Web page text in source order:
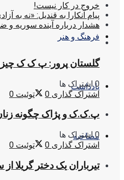
فرهنگ و هنر
یادداشت
مصاحبه
خروج در کار نیست!
پیام آنکارا به قندیل: «نه به
هشدار درباره آینده سوریه
گلستان پرور: پ ک ک
0 اشتراک ها
اشتراک گذاری 0 توئیت 0
پ.ک.ک و پژاک چگونه
0 اشتراک ها
اشتراک گذاری 0 توئیت 0
تیرباران یک دختر